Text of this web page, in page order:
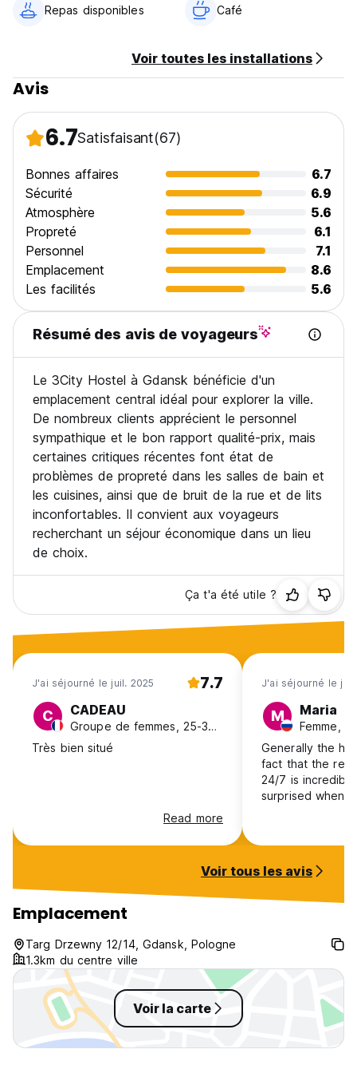
Taxes incluses
Petit déjeuner non inclus
Pas de conditions particulières (Auto-translated from
Repas disponibles Café
Voir toutes les installations
Avis
6.7Satisfaisant(67)
Bonnes affaires
6.7
Sécurité
6.9
Atmosphère
5.6
Propreté
6.1
Personnel
7.1
Emplacement
8.6
Les facilités
5.6
Résumé des avis de voyageurs
Le 3City Hostel à Gdansk bénéficie d'un
emplacement central idéal pour explorer la ville.
De nombreux clients apprécient le personnel
sympathique et le bon rapport qualité-prix, mais
certaines critiques récentes font état de
problèmes de propreté dans les salles de bain et
les cuisines, ainsi que de bruit de la rue et de lits
inconfortables. Il convient aux voyageurs
recherchant un séjour économique dans un lieu
de choix.
Ça t'a été utile ?
J'ai séjourné le juil. 2025 7.7
C CADEAU
Groupe de femmes, 25-30, France
Très bien situé
Read more
J'ai séjourné le
M Maria
Femme,
Generally the
fact that the
24/7 is
surprised when
noise of drunk
What I missed
Voir tous les avis
Emplacement
Targ Drzewny 12/14, Gdansk, Pologne
1.3km du centre ville
Voir la carte